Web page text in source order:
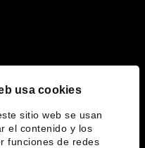
usa cookies
sitio web se usan
el contenido y los
funciones de redes